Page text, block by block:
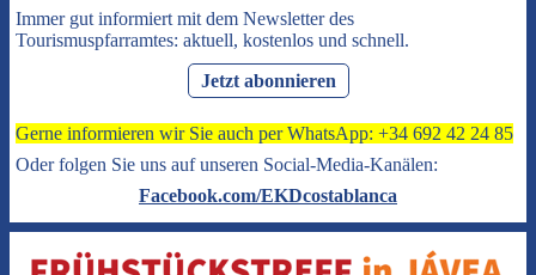
Immer gut informiert mit dem Newsletter des
Tourismuspfarramtes: aktuell, kostenlos und schnell.
Jetzt abonnieren
Gerne informieren wir Sie auch per WhatsApp: +34 692 42 24 85
Oder folgen Sie uns auf unseren Social-Media-Kanälen:
Facebook.com/EKDcostablanca